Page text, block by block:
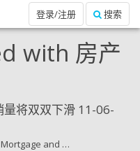
搜索
登录/注册
with 房产
将双双下滑 11-06-
Mortgage and …